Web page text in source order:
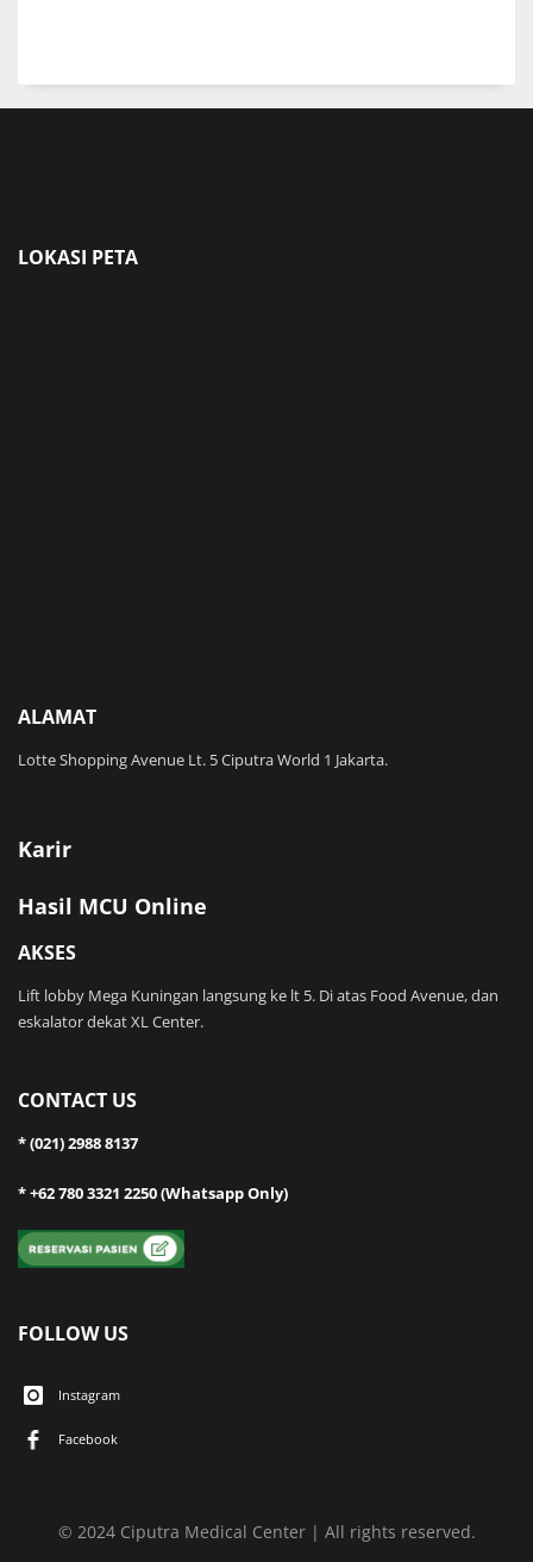
LOKASI PETA
ALAMAT
Lotte Shopping Avenue Lt. 5 Ciputra World 1 Jakarta.
Karir
Hasil MCU Online
AKSES
Lift lobby Mega Kuningan langsung ke lt 5. Di atas Food Avenue, dan
eskalator dekat XL Center.
CONTACT US
* (021) 2988 8137
* +62 780 3321 2250 (Whatsapp Only)
FOLLOW US
Instagram
Facebook
© 2024 Ciputra Medical Center | All rights reserved.